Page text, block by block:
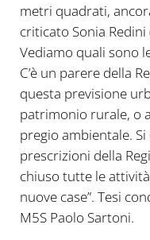
metri quadrati,
criticato Sonia
Vediamo quali sono
C’è un parere della
questa previsione
patrimonio rurale, o
pregio ambientale.
prescrizioni della
chiuso tutte le
nuove case”. Tesi
M5S Paolo Sartoni.